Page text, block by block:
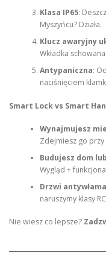
Klasa IP65:
Myszyńcu? Działa.
Klucz awaryjny
Wkładka
Antypaniczna:
naciśnięciem
Smart Lock vs Smart
Wynajmujesz
Zdejmiesz go
Budujesz dom
Wygląd +
Drzwi
naruszymy klasy
Nie wiesz co lepsze?